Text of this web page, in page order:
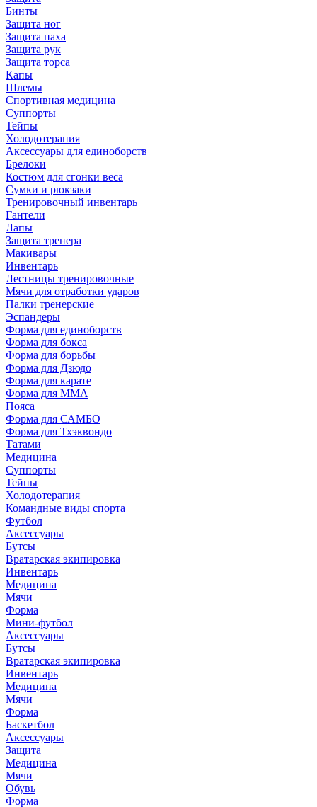
Бинты
Защита ног
Защита паха
Защита рук
Защита торса
Капы
Шлемы
Спортивная медицина
Суппорты
Тейпы
Холодотерапия
Аксессуары для единоборств
Брелоки
Костюм для сгонки веса
Сумки и рюкзаки
Тренировочный инвентарь
Гантели
Лапы
Защита тренера
Макивары
Инвентарь
Лестницы тренировочные
Мячи для отработки ударов
Палки тренерские
Эспандеры
Форма для единоборств
Форма для бокса
Форма для борьбы
Форма для Дзюдо
Форма для карате
Форма для MMA
Пояса
Форма для САМБО
Форма для Тхэквондо
Татами
Медицина
Суппорты
Тейпы
Холодотерапия
Командные виды спорта
Футбол
Аксессуары
Бутсы
Вратарская экипировка
Инвентарь
Медицина
Мячи
Форма
Мини-футбол
Аксессуары
Бутсы
Вратарская экипировка
Инвентарь
Медицина
Мячи
Форма
Баскетбол
Аксессуары
Защита
Медицина
Мячи
Обувь
Форма